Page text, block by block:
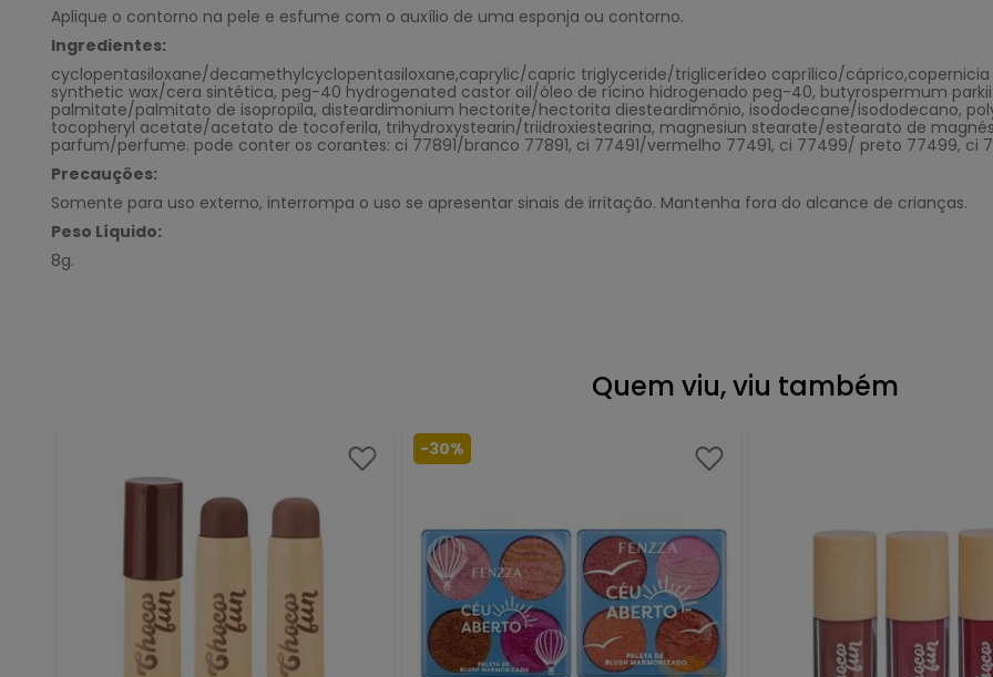
Aplique o contorno na pele e esfume com o auxílio de uma esponja ou contorno.
Ingredientes:
cyclopentasiloxane/decamethylcyclopentasiloxane,caprylic/capric triglyceride/triglicerídeo caprílico/
synthetic wax/cera sintética, peg-40 hydrogenated castor oil/óleo de rícino hidrogenado peg-40, butyrospermum
palmitate/palmitato de isopropila, disteardimonium hectorite/hectorita diesteardimônio, isododecane/isododecano,
tocopheryl acetate/acetato de tocoferila, trihydroxystearin/triidroxiestearina, magnesiun stearate/estearato de
parfum/perfume. pode conter os corantes: ci 77891/branco 77891, ci 77491/vermelho 77491, ci 77499/ preto 77499, ci
Precauções:
Somente para uso externo, interrompa o uso se apresentar sinais de irritação. Mantenha fora do alcance de crianças.
Peso Líquido:
8g.
Quem viu, viu também
-30%